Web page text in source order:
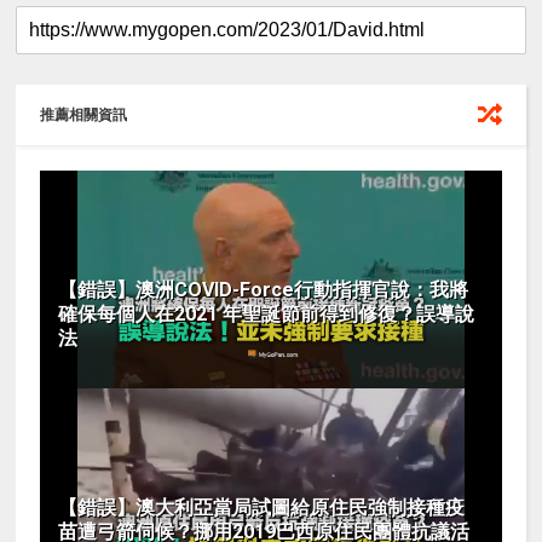
推薦相關資訊
【錯誤】澳洲COVID-Force行動指揮官說：我將
確保每個人在2021 年聖誕節前得到修復？誤導說
法
【錯誤】澳大利亞當局試圖給原住民強制接種疫
苗遭弓箭伺候？挪用2019巴西原住民團體抗議活